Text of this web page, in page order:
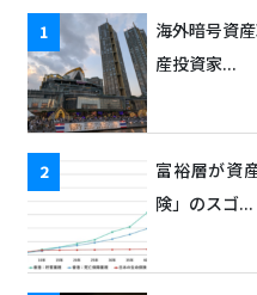
海外暗号資
産投資家...
富裕層が資
険」のスゴ...